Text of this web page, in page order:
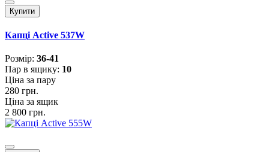
Купити
Капці Active 537W
Розмiр: 36-41
Пар в ящику: 10
Ціна за пару
280 грн.
Ціна за ящик
2 800 грн.